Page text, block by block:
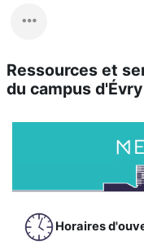
Ressources et
du campus d'Évry
Horaires